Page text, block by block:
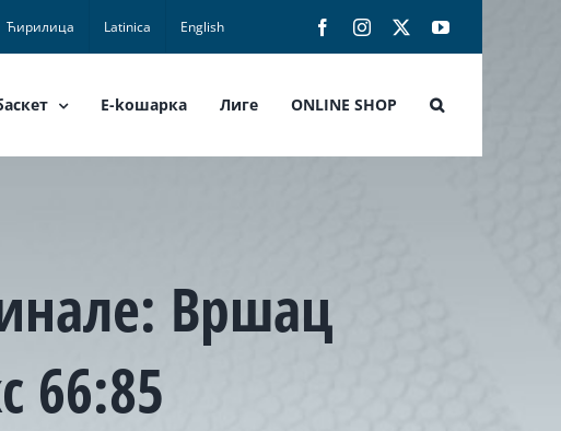
Ћирилица Latinica English FacebookInstagram YouTube
E-koшарка Лиге ONLINE SHOP
Вршац
66:85